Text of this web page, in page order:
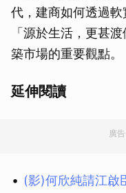
代，建商如何透過
「源於生活，更甚
築市場的重要觀點。
延伸閱讀
廣
(影)何欣純請江啟